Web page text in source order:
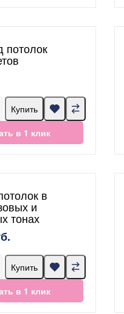
потолок
Купить
в 1 клик
в
и
тонах
Купить
в 1 клик